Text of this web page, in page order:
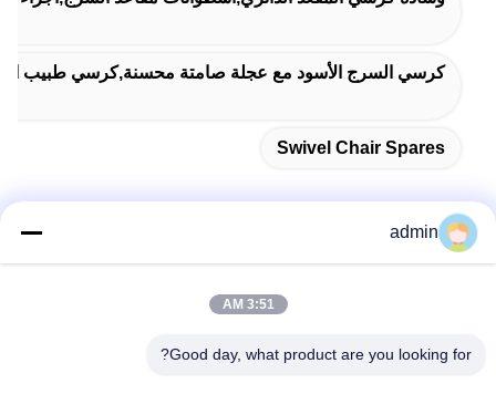
كرسي السرج الأسود مع عجلة صامتة محسنة,كرسي طبيب
Swivel Chair Spares
admin
3:51 AM
Good day, what product are you looking for?